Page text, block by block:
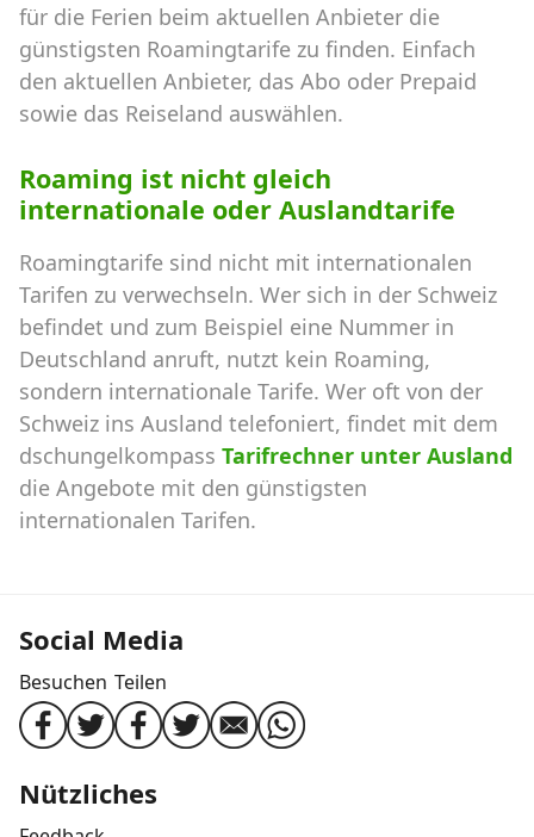
für die Ferien beim aktuellen Anbieter die
günstigsten Roamingtarife zu finden. Einfach
den aktuellen Anbieter, das Abo oder Prepaid
sowie das Reiseland auswählen.
Roaming ist nicht gleich
internationale oder Auslandtarife
Roamingtarife sind nicht mit internationalen
Tarifen zu verwechseln. Wer sich in der Schweiz
befindet und zum Beispiel eine Nummer in
Deutschland anruft, nutzt kein Roaming,
sondern internationale Tarife. Wer oft von der
Schweiz ins Ausland telefoniert, findet mit dem
dschungelkompass Tarifrechner unter Ausland
die Angebote mit den günstigsten
internationalen Tarifen.
Social Media
Besuchen Teilen
Nützliches